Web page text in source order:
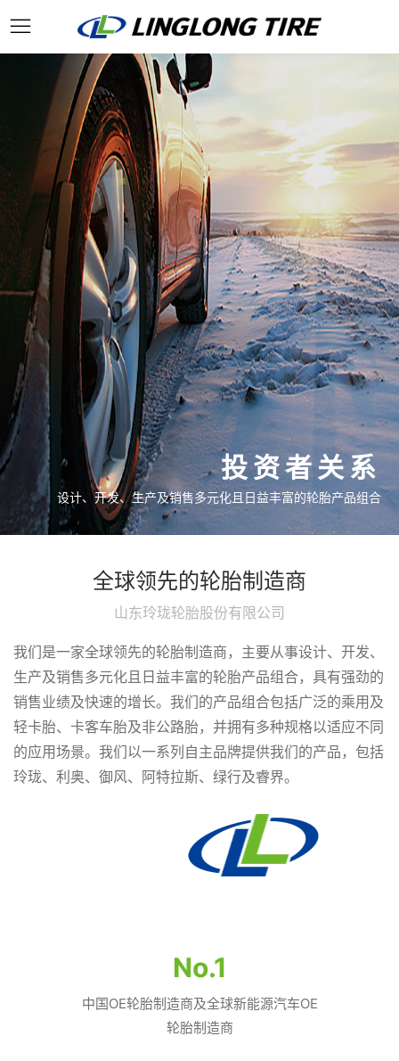
投资者关系
设计、开发、生产及销售多元化且日益丰富的轮胎产品组合
全球领先的轮胎制造商
山东玲珑轮胎股份有限公司
我们是一家全球领先的轮胎制造商，主要从事设计、开发、
生产及销售多元化且日益丰富的轮胎产品组合，具有强劲的
销售业绩及快速的增长。我们的产品组合包括广泛的乘用及
轻卡胎、卡客车胎及非公路胎，并拥有多种规格以适应不同
的应用场景。我们以一系列自主品牌提供我们的产品，包括
玲珑、利奥、御风、阿特拉斯、绿行及睿界。
No.1
中国OE轮胎制造商及全球新能源汽车OE
轮胎制造商